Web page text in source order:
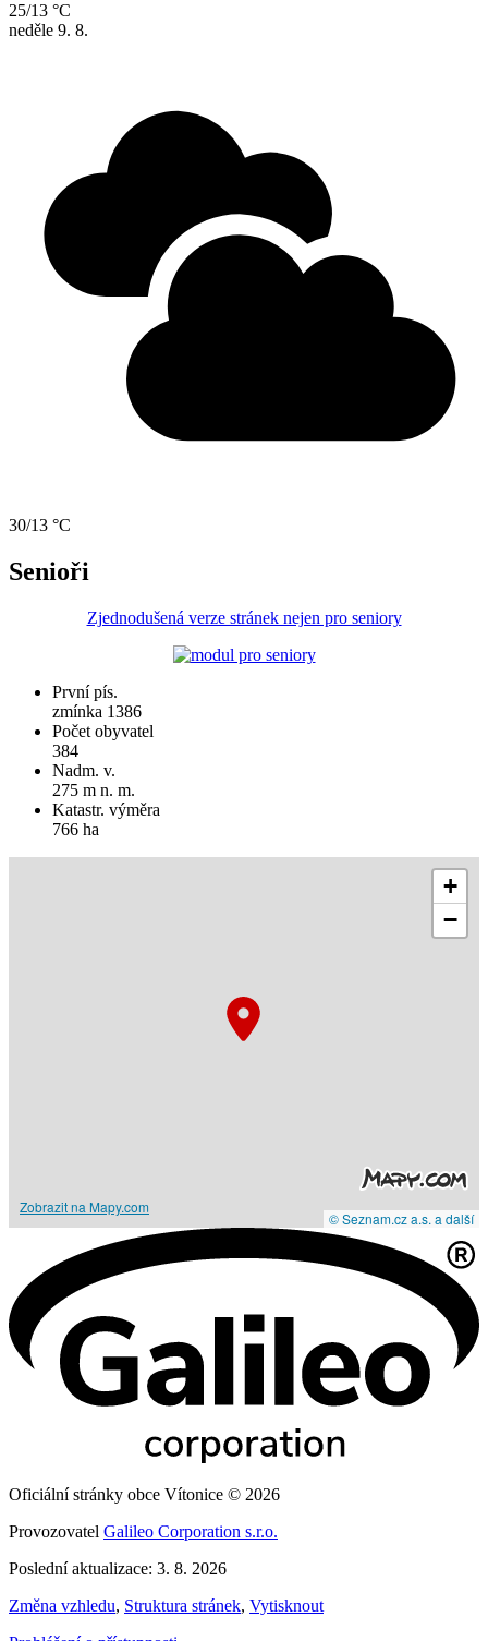
25/13 °C
neděle 9. 8.
30/13 °C
Senioři
Zjednodušená verze stránek nejen pro seniory
První pís.
zmínka 1386
Počet obyvatel
384
Nadm. v.
275 m n. m.
Katastr. výměra
766 ha
+
−
Zobrazit na Mapy.com
© Seznam.cz a.s. a další
Oficiální stránky obce Vítonice © 2026
Provozovatel Galileo Corporation s.r.o.
Poslední aktualizace: 3. 8. 2026
Změna vzhledu, Struktura stránek, Vytisknout